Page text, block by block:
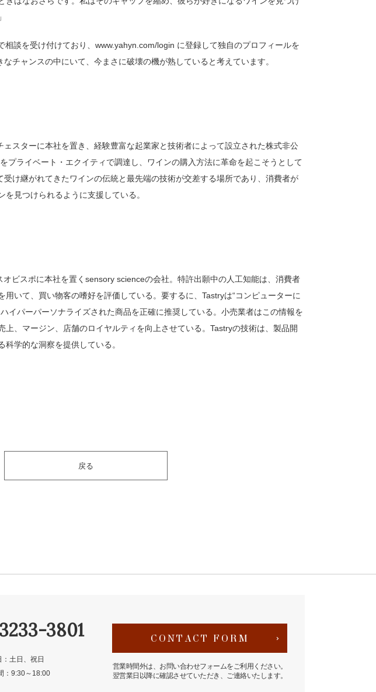
相談を受け付けており、www.yahyn.com/login に登録して独自のプロフィールを
チャンスの中にいて、今まさに破壊の機が熟していると考えています。
スターに本社を置き、経験豊富な起業家と技術者によって設立された株式非公
プライベート・エクイティで調達し、ワインの購入方法に革命を起こそうとして
受け継がれてきたワインの伝統と最先端の技術が交差する場所であり、消費者が
見つけられるように支援している。
ビスポに本社を置くsensory scienceの会社。特許出願中の人工知能は、消費者
用いて、買い物客の嗜好を評価している。要するに、Tastryは“コンピューターに
イパーパーソナライズされた商品を正確に推奨している。小売業者はこの情報を
上、マージン、店舗のロイヤルティを向上させている。Tastryの技術は、製品開
学的な洞察を提供している。
戻る
3801
：土日、祝日
：9:30～18:00
CONTACT FORM
営業時間外は、お問い合わせフォームをご利用ください。
翌営業日以降に確認させていただき、ご連絡いたします。